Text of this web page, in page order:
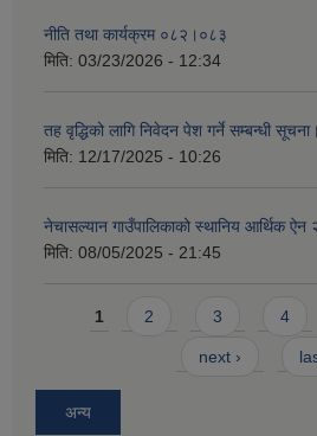
नीति तथा कार्यक्रम ०८२।०८३
मिति: 03/23/2026 - 12:34
तह वृद्धिको लागि निवेदन पेश गर्ने सम्बन्धी सूचना।
मिति: 12/17/2025 - 10:26
नेचासल्यान गाउँपालिकाको स्थानिय आर्थिक ऐन
मिति: 08/05/2025 - 21:45
Pages
1 2 3 4
next ›
अन्य